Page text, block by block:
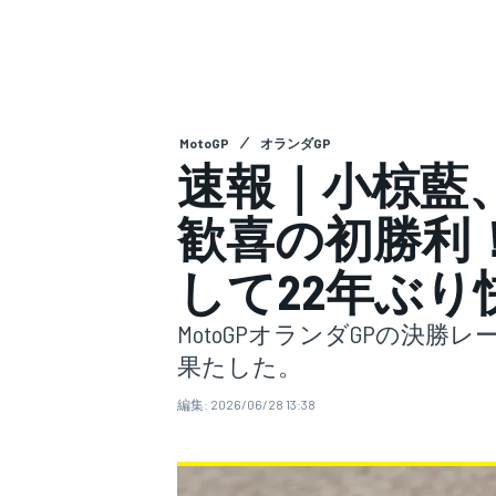
スーパーGT
MotoGP オランダGP
速報｜小椋藍
歓喜の初勝
して22年ぶり
MotoGPオランダGPの決勝
果たした。
編集: 2026/06/28 13:38